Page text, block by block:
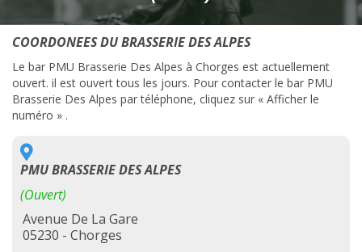
COORDONEES DU BRASSERIE DES ALPES
Le bar PMU Brasserie Des Alpes à Chorges est actuellement
ouvert. il est ouvert tous les jours. Pour contacter le bar PMU
Brasserie Des Alpes par téléphone, cliquez sur « Afficher le
numéro » .
PMU BRASSERIE DES ALPES
(Ouvert)
Avenue De La Gare
05230 - Chorges